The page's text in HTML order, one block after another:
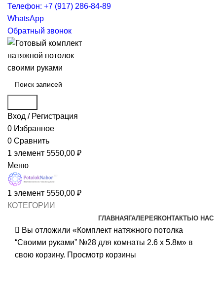
Телефон: +7 (917) 286-84-89
WhatsApp
Обратный звонок
Вход / Регистрация
0 Избранное
0 Сравнить
1 элемент 5550,00 ₽
Меню
1 элемент 5550,00 ₽
КОТЕГОРИИ
ГЛАВНАЯГАЛЕРЕЯКОНТАКТЫО НАС
Вы отложили «Комплект натяжного потолка
“Своими руками” №28 для комнаты 2.6 х 5.8м» в
свою корзину. Просмотр корзины